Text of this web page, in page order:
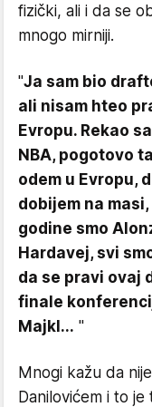
fizički, ali i da se
mnogo mirniji.
"Ja sam bio
ali nisam hteo
Evropu. Rekao
NBA, pogotovo
odem u Evropu,
dobijem na
godine smo
Hardavej, svi
da se pravi ovaj
finale
Majkl... "
Mnogi kažu da
Danilovićem i to